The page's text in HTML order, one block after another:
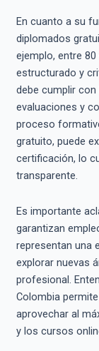
En cuanto a su
diplomados
ejemplo, entre
estructurado y
debe cumplir
evaluaciones y
proceso
gratuito, puede
certificación, lo
transparente.
Es importante
garantizan
representan una
explorar nuevas
profesional.
Colombia
aprovechar al
y los cursos